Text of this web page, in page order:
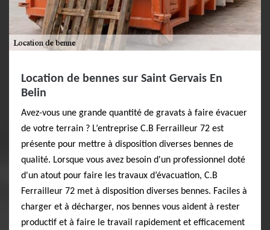
Location de bennes sur Saint Gervais En
Belin
Avez-vous une grande quantité de gravats à faire évacuer
de votre terrain ? L’entreprise C.B Ferrailleur 72 est
présente pour mettre à disposition diverses bennes de
qualité. Lorsque vous avez besoin d'un professionnel doté
d'un atout pour faire les travaux d’évacuation, C.B
Ferrailleur 72 met à disposition diverses bennes. Faciles à
charger et à décharger, nos bennes vous aident à rester
productif et à faire le travail rapidement et efficacement